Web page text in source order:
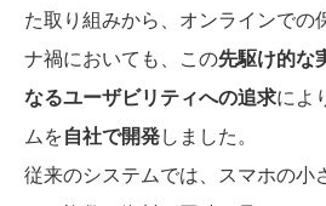
た取り組みから、オンラインでの
ナ禍においても、この先駆け的な
なるユーザビリティへの追求によ
ムを自社で開発しました。
従来のシステムでは、スマホの小